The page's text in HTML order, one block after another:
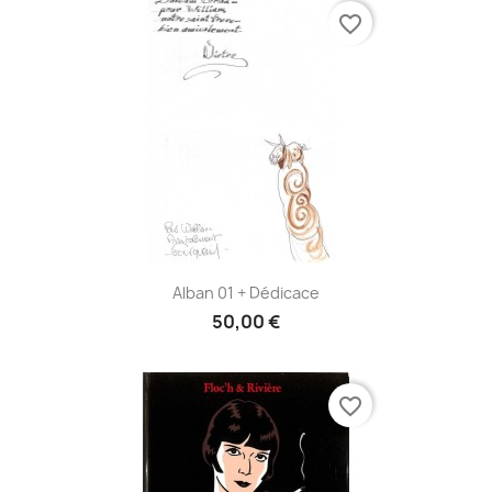
Alban 01 + Dédicace
50,00 €
favorite_border
favorite_border